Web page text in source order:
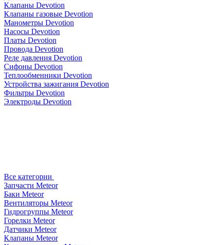
Клапаны Devotion
Клапаны газовые Devotion
Манометры Devotion
Насосы Devotion
Платы Devotion
Провода Devotion
Реле давления Devotion
Сифоны Devotion
Теплообменники Devotion
Устройства зажигания Devotion
Фильтры Devotion
Электроды Devotion
Все категории
Запчасти Meteor
Баки Meteor
Вентиляторы Meteor
Гидрогруппы Meteor
Горелки Meteor
Датчики Meteor
Клапаны Meteor